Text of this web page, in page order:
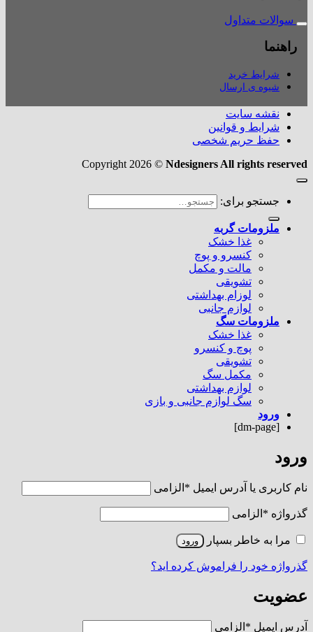
سوالات متداول
راهنما
شرایط خرید
شیوه ی ارسال
نقشه سایت
شرایط و قوانین
حفظ حریم شخصی
Copyright 2026 © Ndesigners All rights reserved
جستجو برای:
ملزومات گربه
غذا خشک
کنسرو و پوچ
مالت و مکمل
تشویقی
لوزام بهداشتی
لوازم جانبی
ملزومات سگ
غذا خشک
پوچ و کنسرو
تشویقی
مکمل سگ
لوازم بهداشتی
سگ لوازم جانبی و بازی
ورود
[dm-page]
ورود
نام کاربری یا آدرس ایمیل * الزامی
گذرواژه * الزامی
مرا به خاطر بسپار ورود
گذرواژه خود را فراموش کرده اید؟
عضویت
آدرس ایمیل * الزامی